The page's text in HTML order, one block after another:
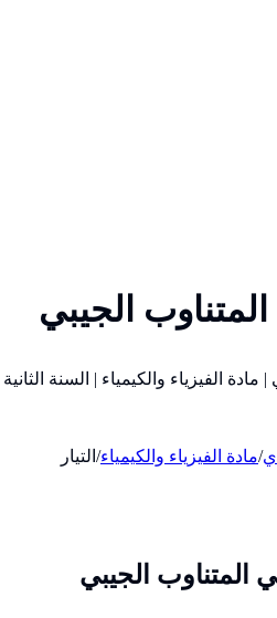
المتناوب الجيبي
| مادة الفيزياء والكيمياء | السنة الثانية
/مادة الفيزياء والكيمياء/ التيار
المتناوب الجيبي